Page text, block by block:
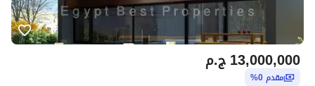
ج.م13,000,000
مقدم 0%